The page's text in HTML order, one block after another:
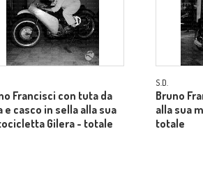
Francisci con tuta da
e casco in sella alla sua
Gilera - totale
S.D.
Bruno
alla sua
totale